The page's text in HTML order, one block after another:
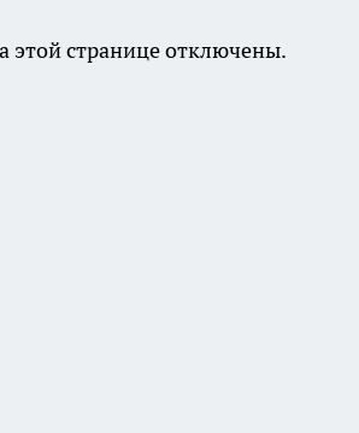
этой странице отключены.